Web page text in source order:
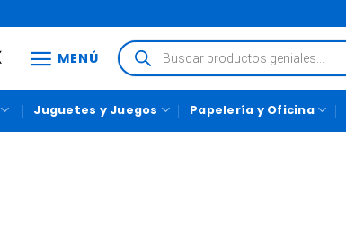
MENÚ
Juguetes y Juegos Papelería y Oficina